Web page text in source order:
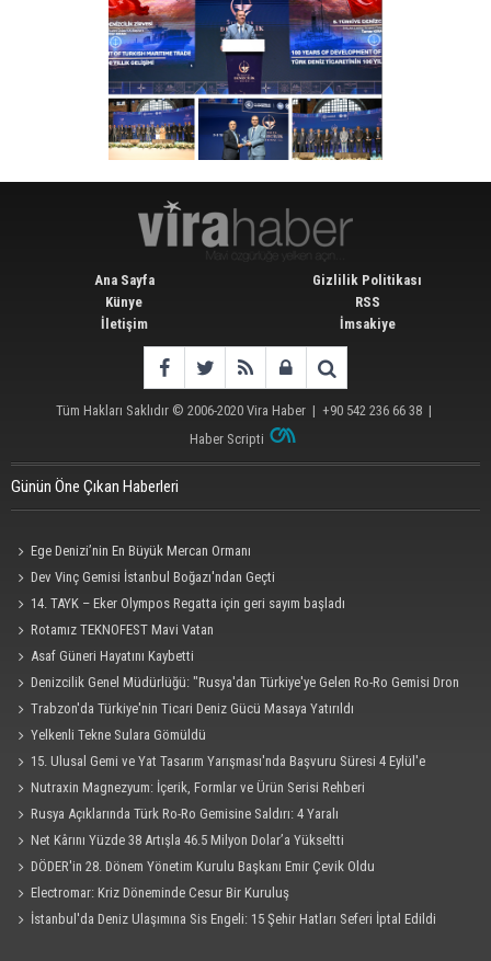
Ana Sayfa
Künye
İletişim
Gizlilik Politikası
RSS
İmsakiye
Tüm Hakları Saklıdır © 2006-2020 Vira Haber | +90 542 236 66 38 |
Haber Scripti
Günün Öne Çıkan Haberleri
Ege Denizi’nin En Büyük Mercan Ormanı
Dev Vinç Gemisi İstanbul Boğazı'ndan Geçti
14. TAYK – Eker Olympos Regatta için geri sayım başladı
Rotamız TEKNOFEST Mavi Vatan
Asaf Güneri Hayatını Kaybetti
Denizcilik Genel Müdürlüğü: "Rusya'dan Türkiye'ye Gelen Ro-Ro Gemisi Dron
Saldırısına Uğradı"
Trabzon'da Türkiye'nin Ticari Deniz Gücü Masaya Yatırıldı
Yelkenli Tekne Sulara Gömüldü
15. Ulusal Gemi ve Yat Tasarım Yarışması'nda Başvuru Süresi 4 Eylül'e
Uzatıldı
Nutraxin Magnezyum: İçerik, Formlar ve Ürün Serisi Rehberi
Rusya Açıklarında Türk Ro-Ro Gemisine Saldırı: 4 Yaralı
Net Kârını Yüzde 38 Artışla 46.5 Milyon Dolar’a Yükseltti
DÖDER'in 28. Dönem Yönetim Kurulu Başkanı Emir Çevik Oldu
Electromar: Kriz Döneminde Cesur Bir Kuruluş
İstanbul'da Deniz Ulaşımına Sis Engeli: 15 Şehir Hatları Seferi İptal Edildi